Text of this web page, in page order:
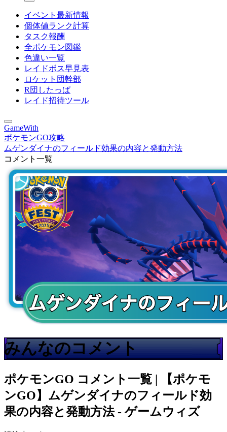
イベント最新情報
個体値ランク計算
タスク報酬
全ポケモン図鑑
色違い一覧
レイドボス早見表
ロケット団幹部
R団したっぱ
レイド招待ツール
GameWith
ポケモンGO攻略
ムゲンダイナのフィールド効果の内容と発動方法
コメント一覧
みんなのコメント
ポケモンGO コメント一覧 | 【ポケモ
ンGO】ムゲンダイナのフィールド効
果の内容と発動方法 - ゲームウィズ